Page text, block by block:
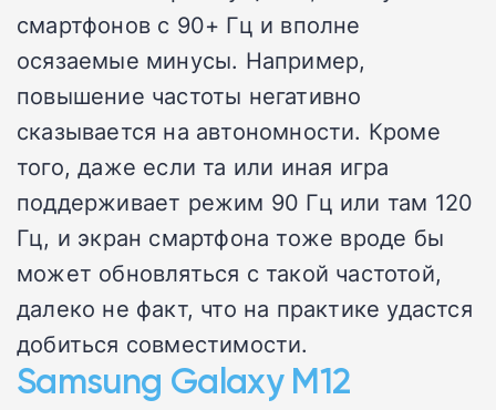
смартфонов с 90+ Гц и вполне
осязаемые минусы. Например,
повышение частоты негативно
сказывается на автономности. Кроме
того, даже если та или иная игра
поддерживает режим 90 Гц или там 120
Гц, и экран смартфона тоже вроде бы
может обновляться с такой частотой,
далеко не факт, что на практике удастся
добиться совместимости.
Samsung Galaxy M12